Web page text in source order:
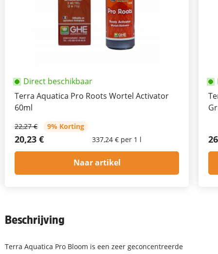
Direct beschikbaar
Terra Aquatica Pro Roots Wortel Activator
60ml
22,27 € 9% Korting
20,23 € 337,24 € per 1 l
Naar artikel
Beschrijving
Terra Aquatica Pro Bloom is een zeer geconcentreerde